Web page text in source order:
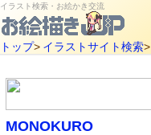
イラスト検索・お絵かき交流
トップ> イラストサイト検索>
MONOKURO